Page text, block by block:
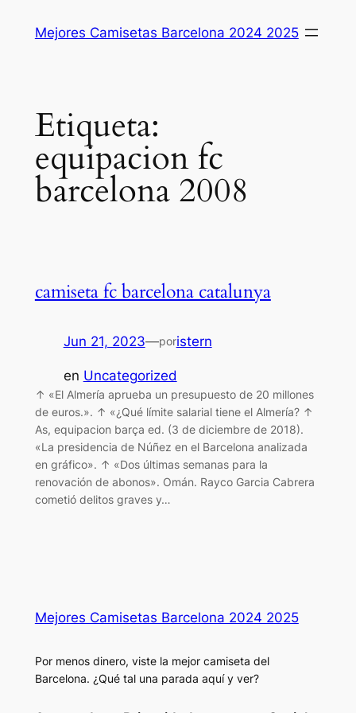
Mejores Camisetas Barcelona 2024 2025
Etiqueta:
equipacion fc
barcelona 2008
camiseta fc barcelona catalunya
Jun 21, 2023—poristern
en Uncategorized
↑ «El Almería aprueba un presupuesto de 20 millones
de euros.». ↑ «¿Qué límite salarial tiene el Almería? ↑
As, equipacion barça ed. (3 de diciembre de 2018).
«La presidencia de Núñez en el Barcelona analizada
en gráfico». ↑ «Dos últimas semanas para la
renovación de abonos». Omán. Rayco Garcia Cabrera
cometió delitos graves y…
Mejores Camisetas Barcelona 2024 2025
Por menos dinero, viste la mejor camiseta del
Barcelona. ¿Qué tal una parada aquí y ver?